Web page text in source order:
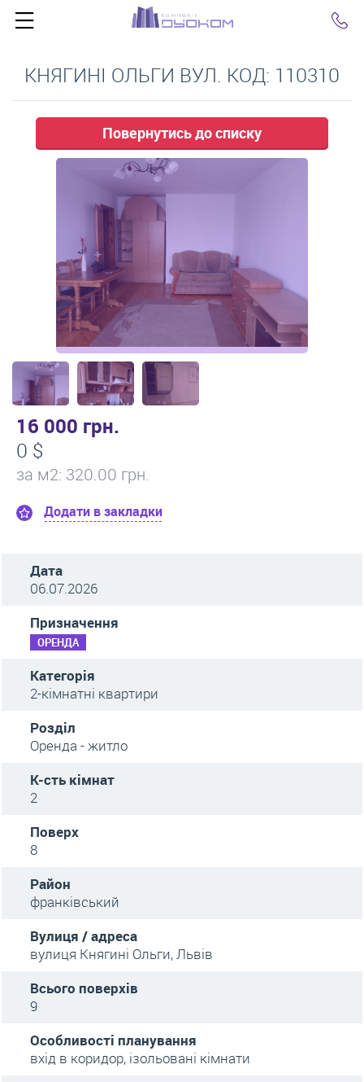
КНЯГИНІ ОЛЬГИ ВУЛ. КОД: 110310
Повернутись до списку
16 000 грн.
0 $
за м2: 320.00 грн.
Додати в закладки
Дата
06.07.2026
Призначення
ОРЕНДА
Категорія
2-кімнатні квартири
Розділ
Оренда - житло
К-сть кімнат
2
Поверх
8
Район
франківський
Вулиця / адреса
вулиця Княгині Ольги, Львів
Всього поверхів
9
Особливості планування
вхід в коридор, ізольовані кімнати